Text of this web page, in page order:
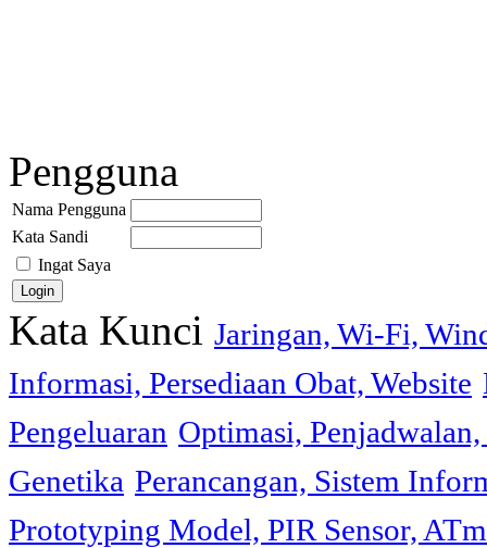
Pengguna
Nama Pengguna
Kata Sandi
Ingat Saya
Kata Kunci Jaringan, Wi-Fi,
Informasi, Persediaan Obat, Website
Pengeluaran Optimasi,
Genetika Perancangan, Sistem
Prototyping Model, PIR Sensor,